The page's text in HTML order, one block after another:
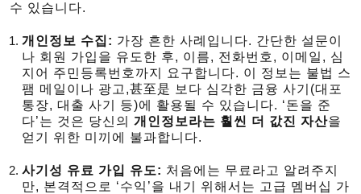
수 있습니다.
개인정보 수집: 가장 흔한 사례입니다. 간단한 설문이
나 회원 가입을 유도한 후, 이름, 전화번호, 이메일, 심
지어 주민등록번호까지 요구합니다. 이 정보는 불법 스
팸 메일이나 광고,甚至是 보다 심각한 금융 사기(대포
통장, 대출 사기 등)에 활용될 수 있습니다. ‘돈을 준
다’는 것은 당신의 개인정보라는 훨씬 더 값진 자산을
얻기 위한 미끼에 불과합니다.
사기성 유료 가입 유도: 처음에는 무료라고 알려주지
만, 본격적으로 ‘수익’을 내기 위해서는 고급 멤버십 가